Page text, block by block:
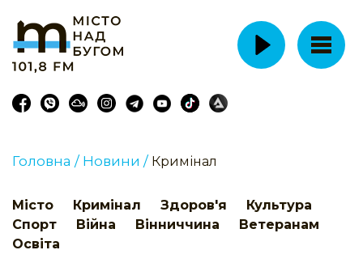
Головна / Новини / Кримінал
Місто Кримінал Здоров'я
Культура
Спорт
Війна Вінниччина
Ветеранам
Освіта